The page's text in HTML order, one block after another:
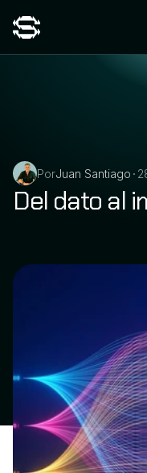
PorJuan Santiago •
Del dato al